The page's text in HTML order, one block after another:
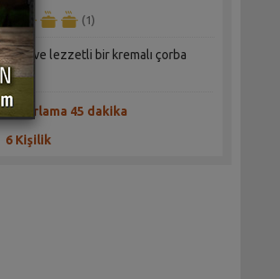
(1)
farklı ve lezzetli bir kremalı çorba
Hazırlama 45 dakika
6 Kişilik